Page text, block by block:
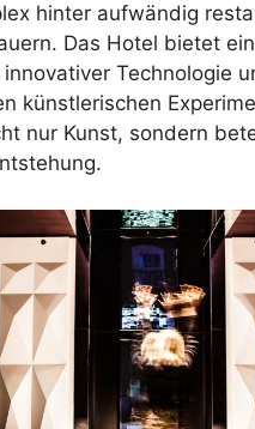
hinter aufwändig
Das Hotel bietet
Technologie
künstlerischen
nur Kunst, sondern